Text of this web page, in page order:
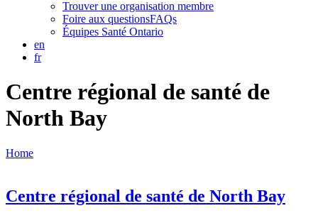
Trouver une organisation membre
Foire aux questionsFAQs
Équipes Santé Ontario
en
fr
Centre régional de santé de
North Bay
Home
Centre régional de santé de North Bay